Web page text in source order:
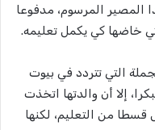
المصير المرسوم، مدفوعا
خاضها كي يكمل تعليمه.
التي تتردد في بيوت
إلا أن والدتها اتخذت
قسطا من التعليم، لكنها